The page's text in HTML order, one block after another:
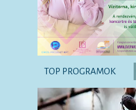
TOP PROGRAMOK